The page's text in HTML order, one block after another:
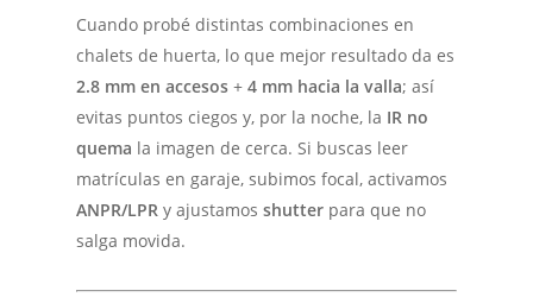
Cuando probé distintas combinaciones en
chalets de huerta, lo que mejor resultado da es
2.8 mm en accesos +4 mm hacia la valla; así
evitas puntos ciegos y, por la noche, la IR no
quema la imagen de cerca. Si buscas leer
matrículas en garaje, subimos focal, activamos
ANPR/LPR y ajustamosshutter para que no
salga movida.